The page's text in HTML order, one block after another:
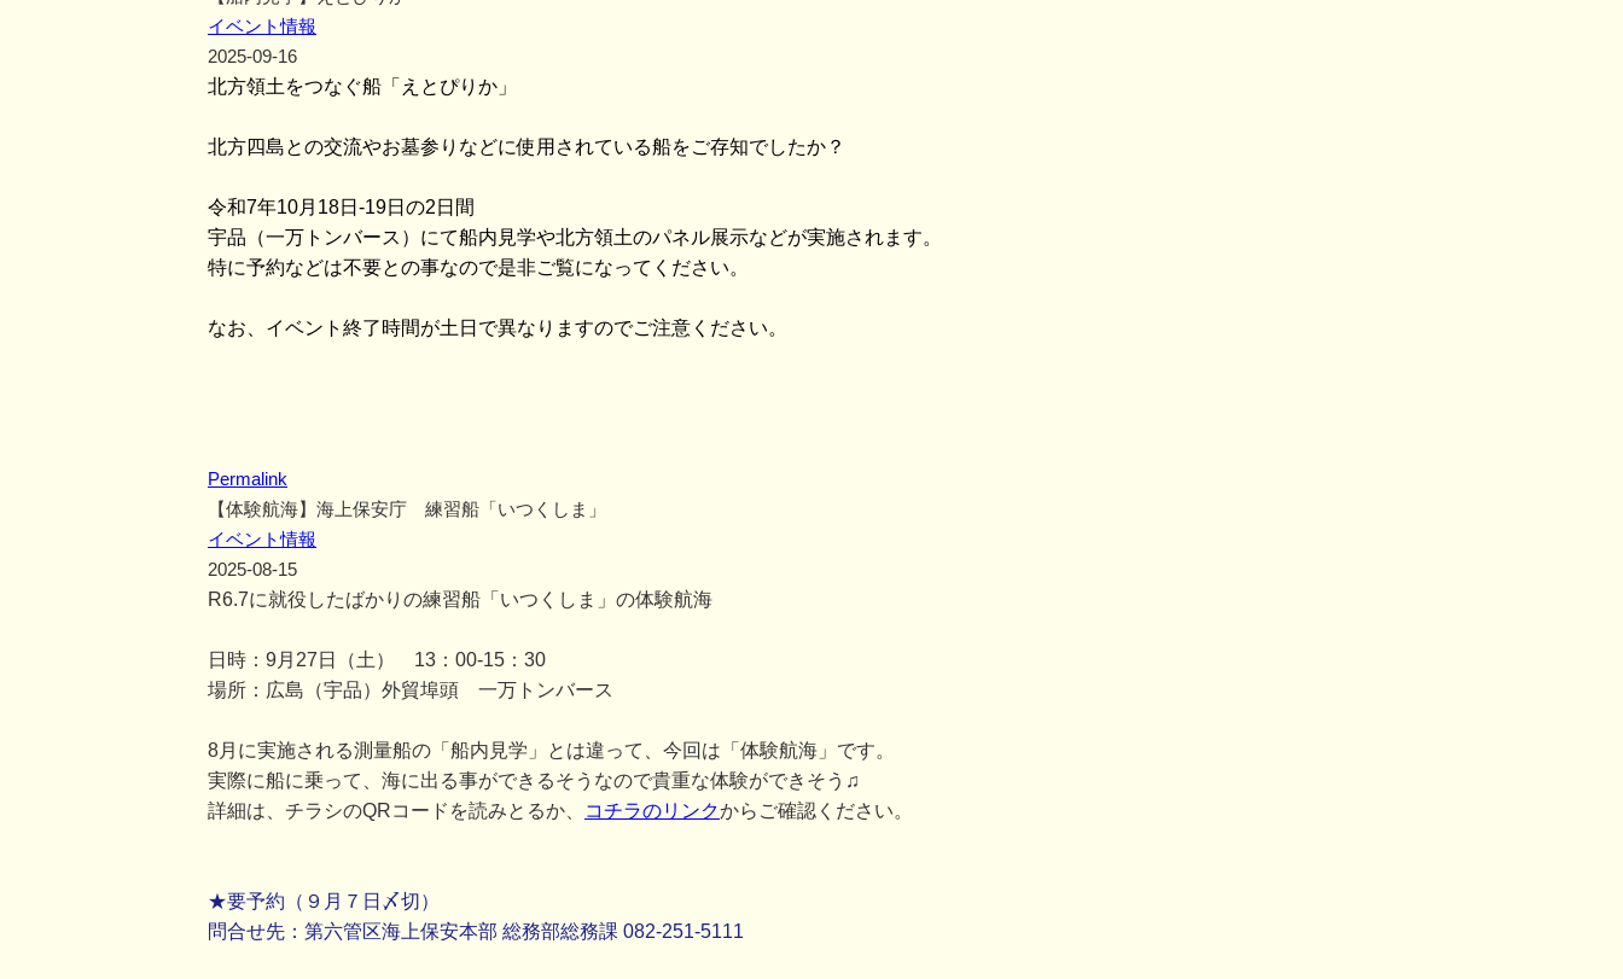
イベント情報
2025-09-16
北方領土をつなぐ船「えとぴりか」
北方四島との交流やお墓参りなどに使用されている船をご存知でしたか？
令和7年10月18日-19日の2日間
宇品（一万トンバース）にて船内見学や北方領土のパネル展示などが実施されます。
特に予約などは不要との事なので是非ご覧になってください。
なお、イベント終了時間が土日で異なりますのでご注意ください。
Permalink
【体験航海】海上保安庁 練習船「いつくしま」
イベント情報
2025-08-15
R6.7に就役したばかりの練習船「いつくしま」の体験航海
日時：9月27日（土） 13：00-15：30
場所：広島（宇品）外貿埠頭 一万トンバース
8月に実施される測量船の「船内見学」とは違って、今回は「体験航海」です。
実際に船に乗って、海に出る事ができるそうなので貴重な体験ができそう♫
詳細は、チラシのQRコードを読みとるか、
コチラのリンクからご確認ください。
★要予約（９月７日〆切）
問合せ先：第六管区海上保安本部 総務部総務課 082-251-5111